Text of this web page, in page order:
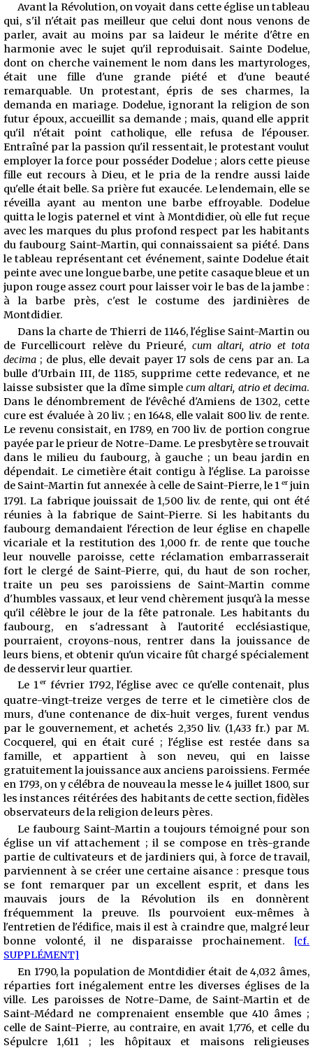
Avant la Révolution, on voyait dans cette église un tableau
qui, s'il n'était pas meilleur que celui dont nous venons de
parler, avait au moins par sa laideur le mérite d'être en
harmonie avec le sujet qu'il reproduisait. Sainte Dodelue,
dont on cherche vainement le nom dans les martyrologes,
était une fille d'une grande piété et d'une beauté
remarquable. Un protestant, épris de ses charmes, la
demanda en mariage. Dodelue, ignorant la religion de son
futur époux, accueillit sa demande ; mais, quand elle apprit
qu'il n'était point catholique, elle refusa de l'épouser.
Entraîné par la passion qu'il ressentait, le protestant voulut
employer la force pour posséder Dodelue ; alors cette pieuse
fille eut recours à Dieu, et le pria de la rendre aussi laide
qu'elle était belle. Sa prière fut exaucée. Le lendemain, elle se
réveilla ayant au menton une barbe effroyable. Dodelue
quitta le logis paternel et vint à Montdidier, où elle fut reçue
avec les marques du plus profond respect par les habitants
du faubourg Saint-Martin, qui connaissaient sa piété. Dans
le tableau représentant cet événement, sainte Dodelue était
peinte avec une longue barbe, une petite casaque bleue et un
jupon rouge assez court pour laisser voir le bas de la jambe :
à la barbe près, c'est le costume des jardinières de
Montdidier.
Dans la charte de Thierri de 1146, l'église Saint-Martin ou
de Furcellicourt relève du Prieuré, cum altari, atrio et tota
decima ; de plus, elle devait payer 17 sols de cens par an. La
bulle d'Urbain III, de 1185, supprime cette redevance, et ne
laisse subsister que la dîme simplecum altari, atrio et decima.
Dans le dénombrement de l'évêché d'Amiens de 1302, cette
cure est évaluée à 20 liv. ; en 1648, elle valait 800 liv. de rente.
Le revenu consistait, en 1789, en 700 liv. de portion congrue
payée par le prieur de Notre-Dame. Le presbytère se trouvait
dans le milieu du faubourg, à gauche ; un beau jardin en
dépendait. Le cimetière était contigu à l'église. La paroisse
de Saint-Martin fut annexée à celle de Saint-Pierre, le 1 erjuin
1791. La fabrique jouissait de 1,500 liv. de rente, qui ont été
réunies à la fabrique de Saint-Pierre. Si les habitants du
faubourg demandaient l'érection de leur église en chapelle
vicariale et la restitution des 1,000 fr. de rente que touche
leur nouvelle paroisse, cette réclamation embarrasserait
fort le clergé de Saint-Pierre, qui, du haut de son rocher,
traite un peu ses paroissiens de Saint-Martin comme
d'humbles vassaux, et leur vend chèrement jusqu'à la messe
qu'il célèbre le jour de la fête patronale. Les habitants du
faubourg, en s'adressant à l'autorité ecclésiastique,
pourraient, croyons-nous, rentrer dans la jouissance de
leurs biens, et obtenir qu'un vicaire fût chargé spécialement
de desservir leur quartier.
Le 1er février 1792, l'église avec ce qu'elle contenait, plus
quatre-vingt-treize verges de terre et le cimetière clos de
murs, d'une contenance de dix-huit verges, furent vendus
par le gouvernement, et achetés 2,350 liv. (1,433 fr.) par M.
Cocquerel, qui en était curé ; l'église est restée dans sa
famille, et appartient à son neveu, qui en laisse
gratuitement la jouissance aux anciens paroissiens. Fermée
en 1793, on y célébra de nouveau la messele 4 juillet 1800, sur
les instances réitérées des habitants de cette section, fidèles
observateurs de la religion de leurs pères.
Le faubourg Saint-Martin a toujours témoigné pour son
église un vif attachement ; il se compose en très-grande
partie de cultivateurs et de jardiniers qui, à force de travail,
parviennent à se créer une certaine aisance : presque tous
se font remarquer par un excellent esprit, et dans les
mauvais jours de la Révolution ils en donnèrent
fréquemment la preuve. Ils pourvoient eux-mêmes à
l'entretien de l'édifice, mais il est à craindre que, malgré leur
bonne volonté, il ne disparaisse prochainement. [cf.
SUPPLÉMENT]
En 1790, la population de Montdidier était de 4,032 âmes,
réparties fort inégalement entre les diverses églises de la
ville. Les paroisses de Notre-Dame, de Saint-Martin et de
Saint-Médard ne comprenaient ensemble que 410 âmes ;
celle de Saint-Pierre, au contraire, en avait 1,776, et celle du
Sépulcre 1,611 ; les hôpitaux et maisons religieuses